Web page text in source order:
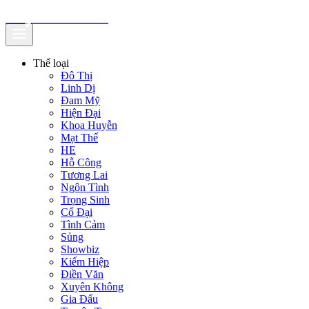
Thể loại
Đô Thị
Linh Dị
Đam Mỹ
Hiện Đại
Khoa Huyễn
Mạt Thế
HE
Hỗ Công
Tương Lai
Ngôn Tình
Trọng Sinh
Cổ Đại
Tình Cảm
Sủng
Showbiz
Kiếm Hiệp
Điền Văn
Xuyên Không
Gia Đấu